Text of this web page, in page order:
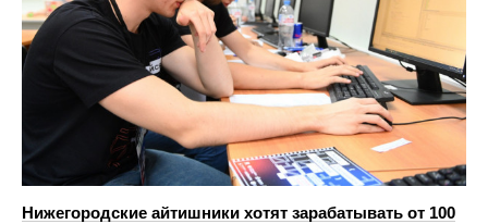
Нижегородские айтишники хотят зарабатывать от 100